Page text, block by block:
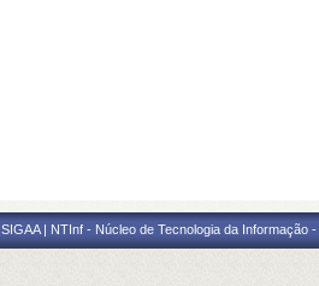
SIGAA | NTInf - Núcleo de Tecnologia da